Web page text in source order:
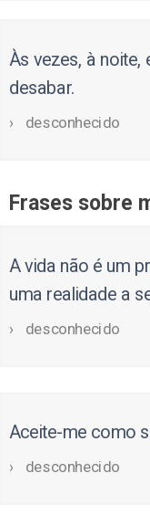
Às vezes, à
desabar.
desconhecido
Frases sobre
A vida não é um
uma realidade a
desconhecido
Aceite-me como
desconhecido